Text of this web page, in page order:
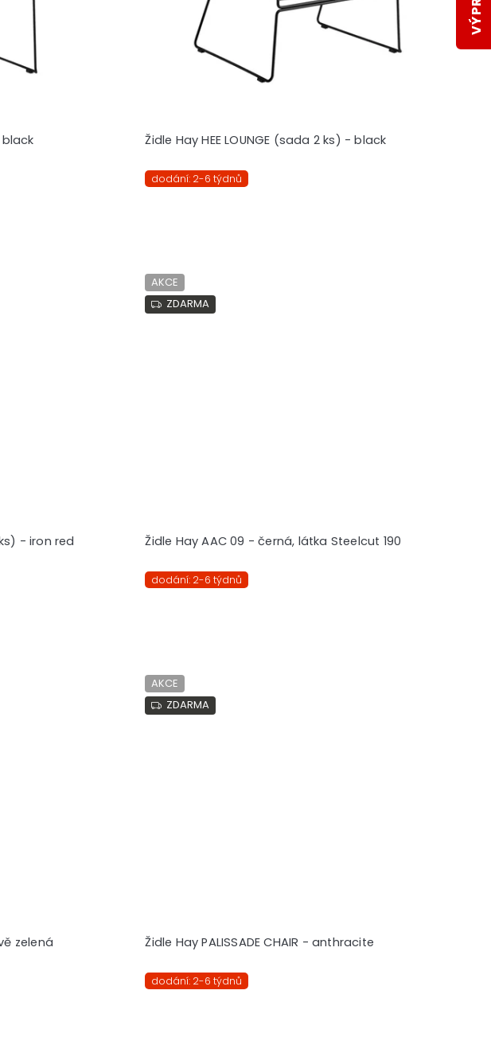
black Židle Hay HEE LOUNGE (sada 2 ks) - black
dodání: 2-6 týdnů
- iron red
AKCE
ZDARMA
Židle Hay AAC 09 - černá, látka Steelcut 190
dodání: 2-6 týdnů
zelená
AKCE
ZDARMA
Židle Hay PALISSADE CHAIR - anthracite
dodání: 2-6 týdnů